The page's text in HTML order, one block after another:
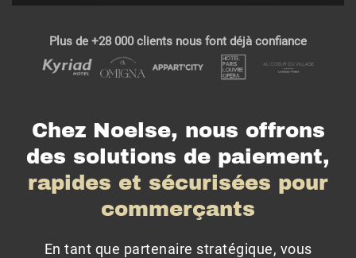
Plus de +28 000 clients nous font déjà confiance
Chez Noelse, nous offrons
des solutions de paiement,
rapides et sécurisées pour
commerçants
En tant que partenaire stratégique, vous